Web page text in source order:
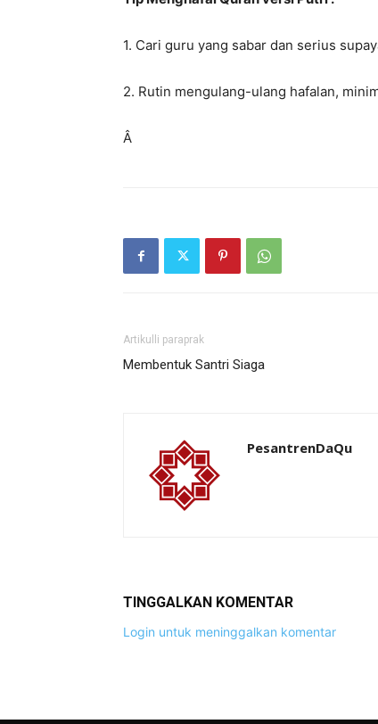
1. Cari guru yang sabar dan serius
2. Rutin mengulang-ulang hafalan,
Â
Artikulli paraprak
Membentuk Santri Siaga
PesantrenDaQu
TINGGALKAN KOMENTAR
Login untuk meninggalkan komentar